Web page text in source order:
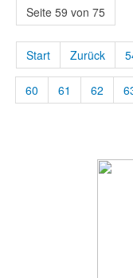
Seite 59 von 75
Start Zurück
60 61 62